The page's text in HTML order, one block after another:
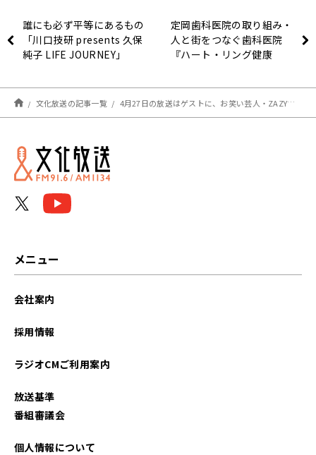
誰にも必ず平等にあるもの
「川口技研 presents 久保
純子 LIFE JOURNEY」
定岡歯科医院の取り組み・
人と街をつなぐ歯科医院
『ハート・リング健康
ごう〜 』
文化放送の記事一覧 4月27日の放送はゲストに、お笑い芸人・ZAZYさんが登場！特別コーナー「私の見分け方 稲田&ZAZY」『アインシュタイン・山崎紘菜 Heat&Heart!』
メニュー
会社案内
採用情報
ラジオCMご利用案内
放送基準
番組審議会
個人情報について